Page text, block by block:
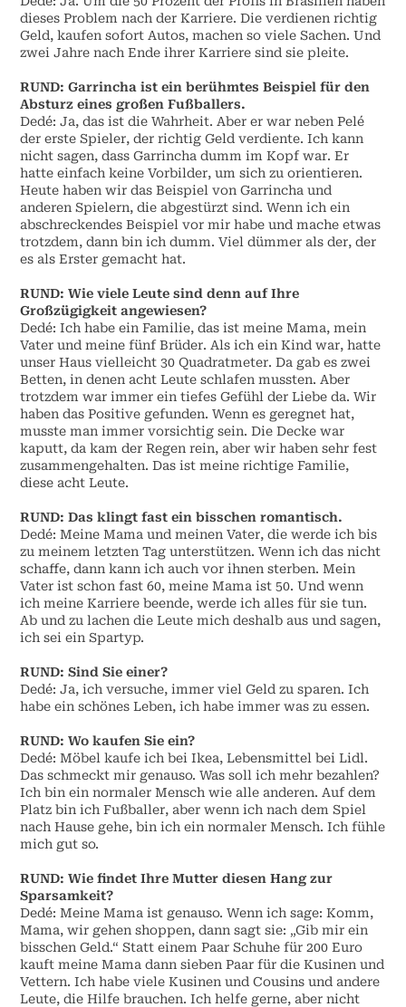
dieses Problem nach der Karriere. Die verdienen richtig
Geld, kaufen sofort Autos, machen so viele Sachen. Und
zwei Jahre nach Ende ihrer Karriere sind sie pleite.
RUND:Garrincha ist ein berühmtes Beispiel für den
Absturz eines großen Fußballers.
Dedé: Ja, das ist die Wahrheit. Aber er war neben Pelé
der erste Spieler, der richtig Geld verdiente. Ich kann
nicht sagen, dass Garrincha dumm im Kopf war. Er
hatte einfach keine Vorbilder, um sich zu orientieren.
Heute haben wir das Beispiel von Garrincha und
anderen Spielern, die abgestürzt sind. Wenn ich ein
abschreckendes Beispiel vor mir habe und mache etwas
trotzdem, dann bin ich dumm. Viel dümmer als der, der
es als Erster gemacht hat.
RUND:Wie viele Leute sind denn auf Ihre
Großzügigkeit angewiesen?
Dedé: Ich habe ein Familie, das ist meine Mama, mein
Vater und meine fünf Brüder. Als ich ein Kind war, hatte
unser Haus vielleicht 30 Quadratmeter. Da gab es zwei
Betten, in denen acht Leute schlafen mussten. Aber
trotzdem war immer ein tiefes Gefühl der Liebe da. Wir
haben das Positive gefunden. Wenn es geregnet hat,
musste man immer vorsichtig sein. Die Decke war
kaputt, da kam der Regen rein, aber wir haben sehr fest
zusammengehalten. Das ist meine richtige Familie,
diese acht Leute.
RUND:Das klingt fast ein bisschen romantisch.
Dedé: Meine Mama und meinen Vater, die werde ich bis
zu meinem letzten Tag unterstützen. Wenn ich das nicht
schaffe, dann kann ich auch vor ihnen sterben. Mein
Vater ist schon fast 60, meine Mama ist 50. Und wenn
ich meine Karriere beende, werde ich alles für sie tun.
Ab und zu lachen die Leute mich deshalb aus und sagen,
ich sei ein Spartyp.
RUND:Sind Sie einer?
Dedé: Ja, ich versuche, immer viel Geld zu sparen. Ich
habe ein schönes Leben, ich habe immer was zu essen.
RUND:Wo kaufen Sie ein?
Dedé: Möbel kaufe ich bei Ikea, Lebensmittel bei Lidl.
Das schmeckt mir genauso. Was soll ich mehr bezahlen?
Ich bin ein normaler Mensch wie alle anderen. Auf dem
Platz bin ich Fußballer, aber wenn ich nach dem Spiel
nach Hause gehe, bin ich ein normaler Mensch. Ich fühle
mich gut so.
RUND:Wie findet Ihre Mutter diesen Hang zur
Sparsamkeit?
Dedé: Meine Mama ist genauso. Wenn ich sage: Komm,
Mama, wir gehen shoppen, dann sagt sie: „Gib mir ein
bisschen Geld.“ Statt einem Paar Schuhe für 200 Euro
kauft meine Mama dann sieben Paar für die Kusinen und
Vettern. Ich habe viele Kusinen und Cousins und andere
Leute, die Hilfe brauchen. Ich helfe gerne, aber nicht